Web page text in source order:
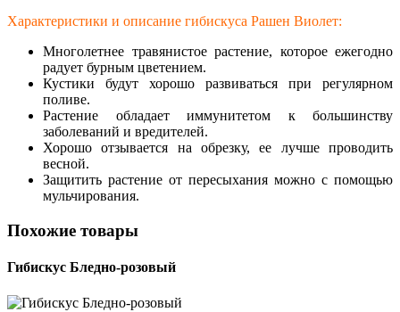
Характеристики и описание гибискуса Рашен Виолет:
Многолетнее травянистое растение, которое ежегодно
радует бурным цветением.
Кустики будут хорошо развиваться при регулярном
поливе.
Растение обладает иммунитетом к большинству
заболеваний и вредителей.
Хорошо отзывается на обрезку, ее лучше проводить
весной.
Защитить растение от пересыхания можно с помощью
мульчирования.
Похожие товары
Гибискус Бледно-розовый